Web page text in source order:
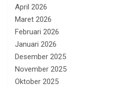
April 2026
Maret 2026
Februari 2026
Januari 2026
Desember 2025
November 2025
Oktober 2025